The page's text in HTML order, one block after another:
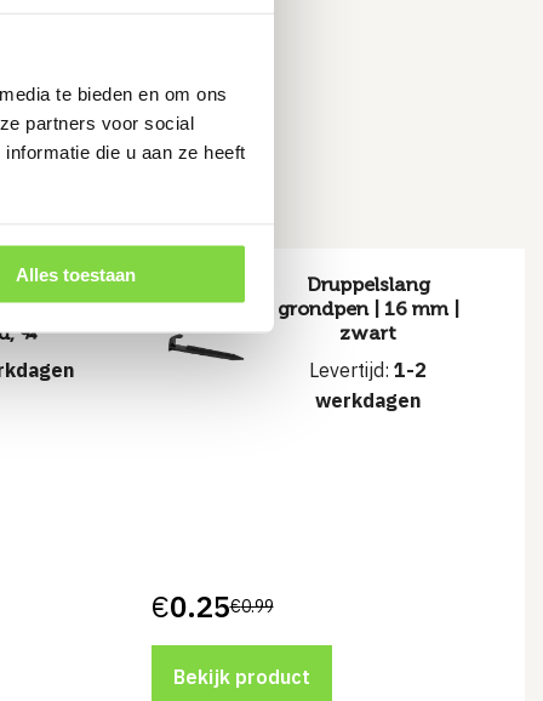
te bieden en om ons
partners voor social
die u aan ze heeft
Alles toestaan
pp
met
¾”
Druppelslang
grondpen | 16 mm |
zwart
Levertijd:1-2
werkdagen
€0.99
Oorspronkelijke
was:
€0.99.
€0.25
Huidige
is:
€0.25.
Bekijk product